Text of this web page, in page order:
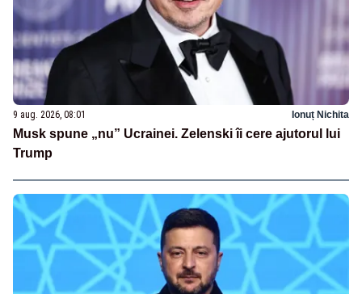
9 aug. 2026, 08:01 Ionuț Nichita
Musk spune „nu” Ucrainei. Zelenski îi cere ajutorul lui
Trump